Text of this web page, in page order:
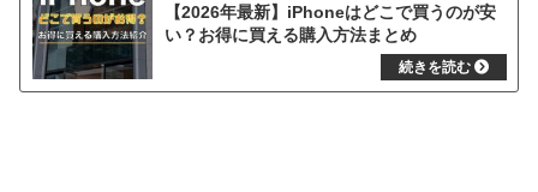
【2026年最新】iPhoneはどこで買うのが安
い？お得に買える購入方法まとめ